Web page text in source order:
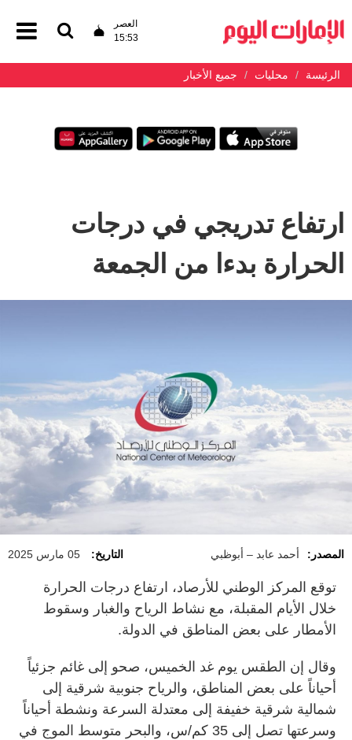
العصر
15:53
الرئيسة محليات جميع الأخبار
ارتفاع تدريجي في درجات
الحرارة بدءا من الجمعة
المصدر: أحمد عابد – أبوظبي التاريخ: 05 مارس 2025
توقع المركز الوطني للأرصاد، ارتفاع درجات الحرارة
خلال الأيام المقبلة، مع نشاط الرياح والغبار وسقوط
الأمطار على بعض المناطق في الدولة.
وقال إن الطقس يوم غد الخميس، صحو إلى غائم جزئياً
أحياناً على بعض المناطق، والرياح جنوبية شرقية إلى
شمالية شرقية خفيفة إلى معتدلة السرعة ونشطة أحياناً
وسرعتها تصل إلى 35 كم/س، والبحر متوسط الموج في